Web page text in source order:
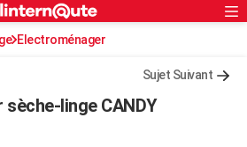
S'inscrire
Connexion
Electroménager
Sujet Suivant
linge CANDY